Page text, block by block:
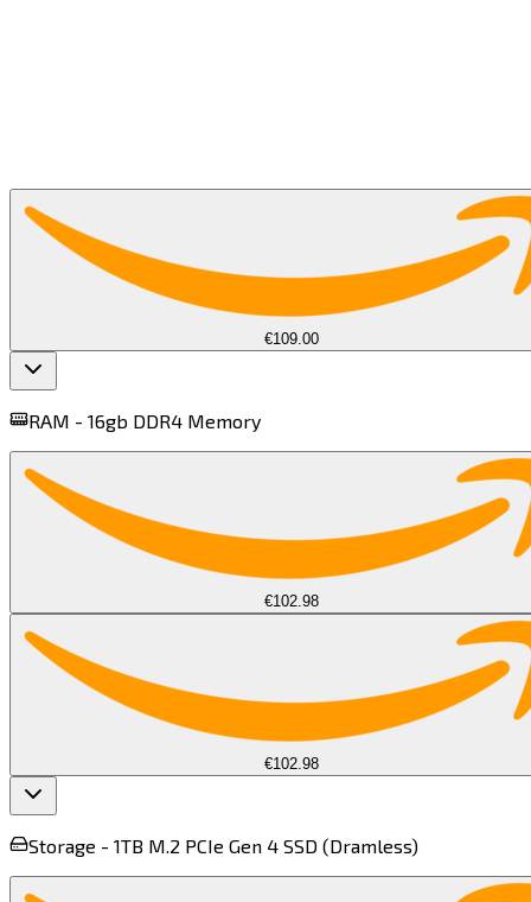
€109.00
RAM - 16gb DDR4 Memory​​​​‌ ‍ ​‍​‍‌‍ ‌ ​‍‌‍‍‌‌‍‌ ‌‍‍‌‌‍ ‍​‍​‍​ ‍‍​‍​‍‌ ​ ‌‍​‌‌‍ ‍‌‍‍‌‌ ‌​‌ ‍‌​‍ ‍‌‍‍‌‌‍ ​‍​‍​‍ ​​‍​‍‌‍‍​‌ ​‍‌‍‌‌‌‍‌‍​‍​‍​ ‍‍​‍​‍​‍ ‌‍​‌‌‍‌​‌‍ ‌‌‍‍‌‌‍ ‍​‍ ‌‍‍‌‌‍ ‍‌ ‌​‌‍‌‌‌‍ ‍‌ ‌​​‍ ‌‍‌‌‌‍‌​‌‍‍‌‌ ‌​​‍ ‌‍ ‌‌‍ ‌‍‌​‌‍‌‌​ ‌‌ ​​‌ ​‍‌‍‌‌‌ ​ ‌‍‌‌‌‍ ‍‌ ‌​‌‍​‌‌ ‌​‌‍‍‌‌‍ ‌‍ ‍​ ‍ ‌‍‍‌‌‍‌​​ ‌​ ‌‌‌‍‌‌‌‍‌‍​ ​ ​ ​​​ ‌‍‌‍​‍‌‍​‌​‍ ‌​ ​​​ ‌ ​ ​‍​ ‌​​‍ ‌​ ‌​​ ‌ ​ ‌‌​ ​‌​‍ ‌​ ‍‌​ ‌​‌‍​‍‌‍‌​​‍ ‌​ ​ ‌‍​ ​ ​ ​ ‌‌​ ‌​​ ​​​ ​‍​ ​​​ ​‌​ ‌​​ ​​‌‍​‌​ ‍ ‌ ‌​‌ ‍‌‌ ​​‌‍‌‌​ ‌‌ ​‍‌‍​‌‌‍ ‌​ ‍ ‌ ​​‌‍​‌‌ ‌​‌‍‍​​ ‌‌‍ ‍‌‍​‌‌‍ ‌‌‍‌‌​ ‌‍​‍‌‍​‌‌ ​ ‌‍‌‌‌‌‌‌‌ ​‍‌‍ ​​ ‌​‍‌‌​ ​‍‌​‌‍‌‍​‌‌‍‌​‌‍ ‌‌‍‍‌‌‍ ‍​‍‌‍‌‍‍‌‌‍‌​​ ‌​ ‌‌‌‍‌‌‌‍‌‍​ ​ ​ ​​​ ‌‍‌‍​‍‌‍​‌​‍ ‌​ ​​​ ‌ ​ ​‍​ ‌​​‍ ‌​ ‌​​ ‌ ​ ‌‌​ ​‌​‍ ‌​ ‍‌​ ‌​‌‍​‍‌‍‌​​‍ ‌​ ​ ‌‍​ ​ ​ ​ ‌‌​ ‌​​ ​​​ ​‍​ ​​​ ​‌​ ‌​​ ​​‌‍​‌​‍‌‍‌ ‌​‌ ‍‌‌ ​​‌‍‌‌​ ‌‌ ​‍‌‍​‌‌‍ ‌​‍‌‍‌ ​​‌‍​‌‌ ‌​‌‍‍​​ ‌‌‍ ‍‌‍​‌‌‍ ‌‌‍‌‌​‍‌‍‌ ​​‌‍‌‌‌ ​‍‌ ​ ‌ ​​‌‍‌‌‌‍​ ‌ ‌​‌‍‍‌‌ ‌‍‌‍‌‌​ ‌‌ ​​‌ ‌‌‌‍​‍‌‍ ​‌‍‍‌‌ ​ ‌‍‍​‌‍‌‌‌‍‌​​‍​‍‌ ‌
€102.98
€102.98
Storage - 1TB M.2 PCIe Gen 4 SSD (Dramless)​​​​‌ ‍ ​‍​‍‌‍ ‌ ​‍‌‍‍‌‌‍‌ ‌‍‍‌‌‍ ‍​‍​‍​ ‍‍​‍​‍‌ ​ ‌‍​‌‌‍ ‍‌‍‍‌‌ ‌​‌ ‍‌​‍ ‍‌‍‍‌‌‍ ​‍​‍​‍ ​​‍​‍‌‍‍​‌ ​‍‌‍‌‌‌‍‌‍​‍​‍​ ‍‍​‍​‍​‍ ‌‍​‌‌‍‌​‌‍ ‌‌‍‍‌‌‍ ‍​‍ ‌‍‍‌‌‍ ‍‌ ‌​‌‍‌‌‌‍ ‍‌ ‌​​‍ ‌‍‌‌‌‍‌​‌‍‍‌‌ ‌​​‍ ‌‍ ‌‌‍ ‌‍‌​‌‍‌‌​ ‌‌ ​​‌ ​‍‌‍‌‌‌ ​ ‌‍‌‌‌‍ ‍‌ ‌​‌‍​‌‌ ‌​‌‍‍‌‌‍ ‌‍ ‍​ ‍ ‌‍‍‌‌‍‌​​ ‌​ ‌‍‌‍​‌‌‍‌‌​ ‌ ‌‍‌‍​ ‌ ‌‍​‍​ ​ ​‍ ‌​ ‌‌​ ‍​‌‍‌​‌‍​ ​‍ ‌​ ‌​​ ‌‌​ ​ ​ ​‍​‍ ‌‌‍​‍‌‍‌‌‌‍‌​​ ​ ​‍ ‌​ ‍​​ ​‌‌‍​ ‌‍​‌‌‍​‍​ ​‌​ ‍‌​ ​ ​ ​‍‌‍‌​​ ‌​​ ​‌​ ‍ ‌ ‌​‌ ‍‌‌ ​​‌‍‌‌​ ‌‌ ​ ‌ ‌​‌‍ ‌ ​‍‌‍​‌‌‍‌ ‌‍‌‌​ ‍ ‌ ​​‌‍​‌‌ ‌​‌‍‍​​ ‌‌‍ ‍‌‍​‌‌‍ ‌‌‍‌‌​ ‌‍​‍‌‍​‌‌ ​ ‌‍‌‌‌‌‌‌‌ ​‍‌‍ ​​ ‌​‍‌‌​ ​‍‌​‌‍‌‍​‌‌‍‌​‌‍ ‌‌‍‍‌‌‍ ‍​‍‌‍‌‍‍‌‌‍‌​​ ‌​ ‌‍‌‍​‌‌‍‌‌​ ‌ ‌‍‌‍​ ‌ ‌‍​‍​ ​ ​‍ ‌​ ‌‌​ ‍​‌‍‌​‌‍​ ​‍ ‌​ ‌​​ ‌‌​ ​ ​ ​‍​‍ ‌‌‍​‍‌‍‌‌‌‍‌​​ ​ ​‍ ‌​ ‍​​ ​‌‌‍​ ‌‍​‌‌‍​‍​ ​‌​ ‍‌​ ​ ​ ​‍‌‍‌​​ ‌​​ ​‌​‍‌‍‌ ‌​‌ ‍‌‌ ​​‌‍‌‌​ ‌‌ ​ ‌ ‌​‌‍ ‌ ​‍‌‍​‌‌‍‌ ‌‍‌‌​‍‌‍‌ ​​‌‍​‌‌ ‌​‌‍‍​​ ‌‌‍ ‍‌‍​‌‌‍ ‌‌‍‌‌​‍‌‍‌ ​​‌‍‌‌‌ ​‍‌ ​ ‌ ​​‌‍‌‌‌‍​ ‌ ‌​‌‍‍‌‌ ‌‍‌‍‌‌​ ‌‌ ​​‌ ‌‌‌‍​‍‌‍ ​‌‍‍‌‌ ​ ‌‍‍​‌‍‌‌‌‍‌​​‍​‍‌ ‌